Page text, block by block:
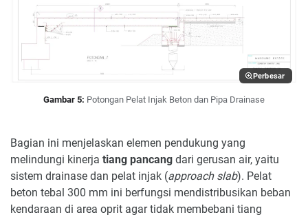
Perbesar
Gambar 5: Potongan Pelat Injak Beton dan Pipa Drainase
Bagian ini menjelaskan elemen pendukung yang
melindungi kinerja tiang pancang dari gerusan air, yaitu
sistem drainase dan pelat injak (approach slab). Pelat
beton tebal 300 mm ini berfungsi mendistribusikan beban
kendaraan di area oprit agar tidak membebani tiang